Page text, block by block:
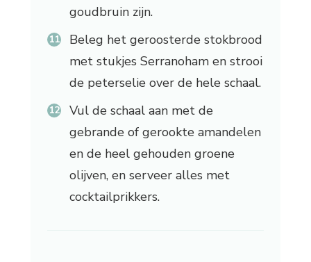
goudbruin zijn.
Beleg het geroosterde stokbrood
met stukjes Serranoham en strooi
de peterselie over de hele schaal.
Vul de schaal aan met de
gebrande of gerookte amandelen
en de heel gehouden groene
olijven, en serveer alles met
cocktailprikkers.